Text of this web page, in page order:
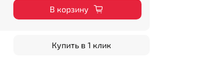
В корзину
Купить в 1 клик